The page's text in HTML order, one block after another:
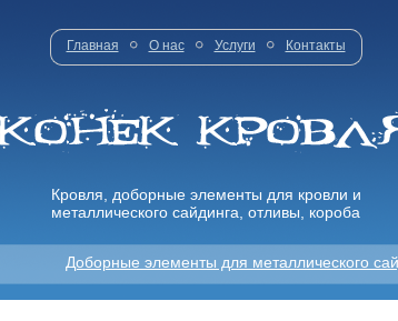
Главная О нас Услуги Контакты
Кровля, доборные элементы для кровли и
металлического сайдинга, отливы, короба
Доборные элементы для металлического